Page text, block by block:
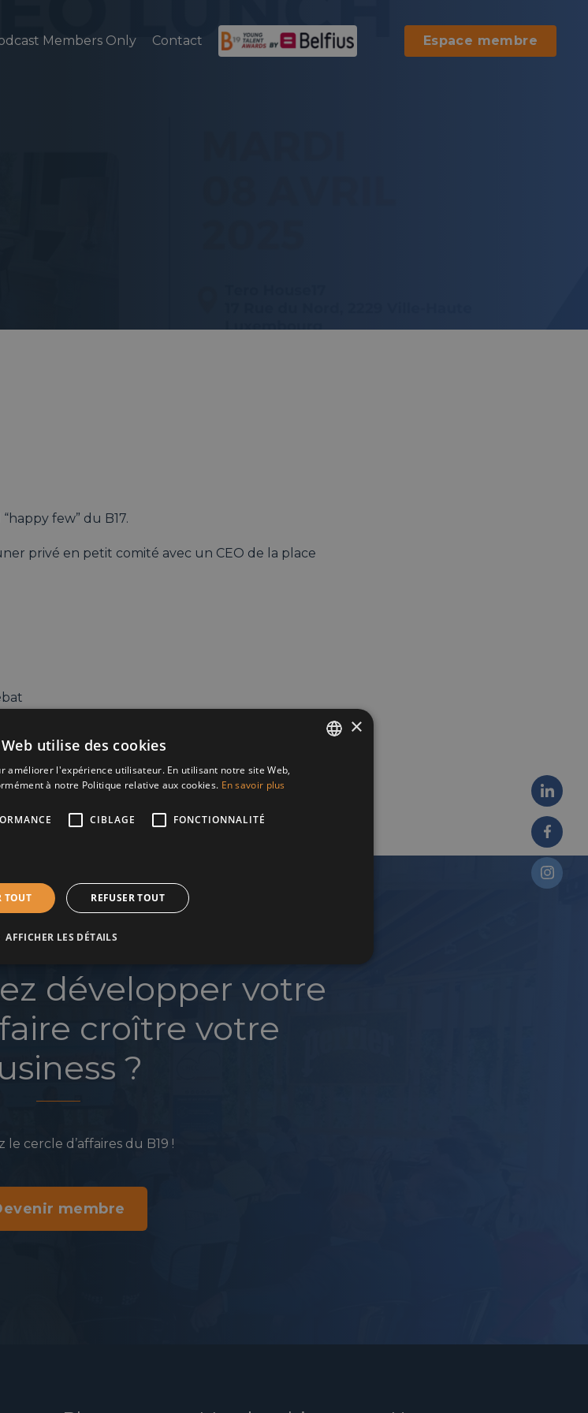
Members Only Contact Espace membre
few” du B17.
privé en petit comité avec un CEO de la place
développer votre
croître votre
?
le cercle d’affaires du B19 !
membre
×
utilise des cookies
améliorer l'expérience utilisateur. En utilisant notre site Web,
à notre Politique relative aux cookies. En savoir plus
CIBLAGE FONCTIONNALITÉ
TOUT REFUSER TOUT
AFFICHER LES DÉTAILS